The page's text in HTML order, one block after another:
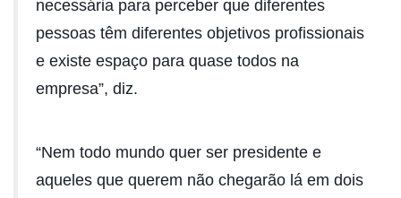
necessária para perceber que diferentes
pessoas têm diferentes objetivos profissionais
e existe espaço para quase todos na
empresa”, diz.
“Nem todo mundo quer ser presidente e
aqueles que querem não chegarão lá em dois